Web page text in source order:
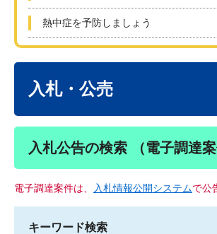
熱中症を予防しましょう
入札・公売
入札公告の検索 （電子調達案
電子調達案件は、 入札情報公開システムで公
キーワード検索